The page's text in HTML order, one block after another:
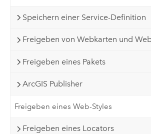
Speichern einer Service-Definition
Freigeben von Webkarten und
Freigeben eines Pakets
ArcGIS Publisher
Freigeben eines Web-Styles
Freigeben eines Locators